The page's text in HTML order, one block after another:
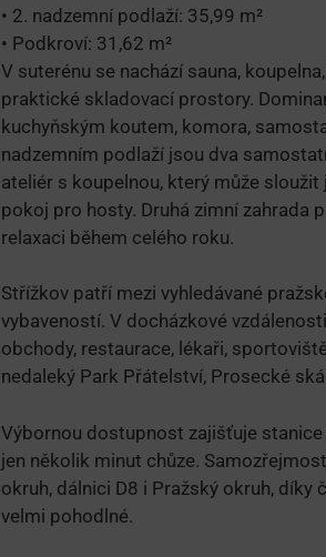
• 2. nadzemní podlaží: 35,99 m²
• Podkroví: 31,62 m²
V suterénu se nachází sauna,
praktické skladovací prostory.
kuchyňským koutem, komora,
nadzemním podlaží jsou dva
ateliér s koupelnou, který může
pokoj pro hosty. Druhá zimní zahrada
relaxaci během celého roku.
Střížkov patří mezi vyhledávané
vybaveností. V docházkové
obchody, restaurace, lékaři,
nedaleký Park Přátelství, Prosecké
Výbornou dostupnost zajišťuje
jen několik minut chůze.
okruh, dálnici D8 i Pražský okruh, díky
velmi pohodlné.